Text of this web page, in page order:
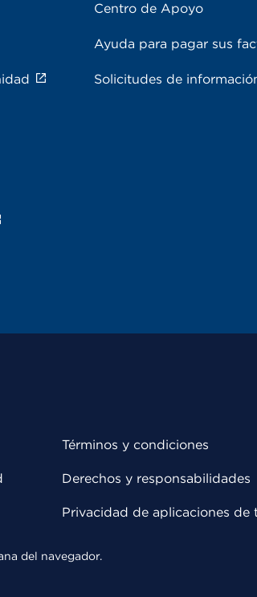
Centro de Apoyo
Ayuda para pagar sus
Solicitudes de
Términos y condiciones
Derechos y responsabilidades
Privacidad de aplicaciones de
del navegador.